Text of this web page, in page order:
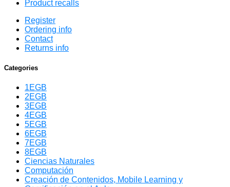
Product recalls
Register
Ordering info
Contact
Returns info
Categories
1EGB
2EGB
3EGB
4EGB
5EGB
6EGB
7EGB
8EGB
Ciencias Naturales
Computación
Creación de Contenidos, Mobile Learning y